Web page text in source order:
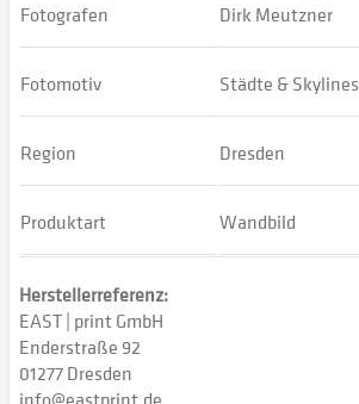
Fotografen Dirk Meutzner
Fotomotiv Städte & Skylines
Region Dresden
Produktart Wandbild
Herstellerreferenz:
EAST | print GmbH
Enderstraße 92
01277 Dresden